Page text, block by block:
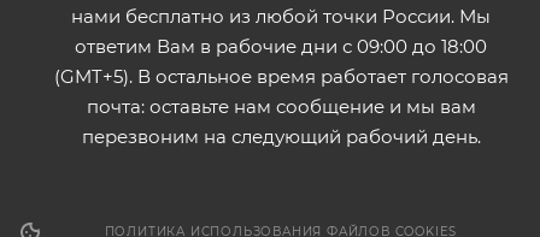
нами бесплатно из любой точки России. Мы
ответим Вам в рабочие дни с 09:00 до 18:00
(GMT+5). В остальное время работает голосовая
почта: оставьте нам сообщение и мы вам
перезвоним на следующий рабочий день.
ПОЛИТИКА ИСПОЛЬЗОВАНИЯ ФАЙЛОВ COOKIES